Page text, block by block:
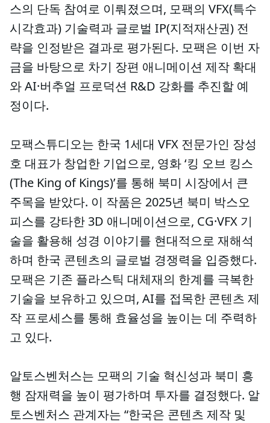
스의 단독 참여로 이뤄졌으며, 모팩의 VFX(특수
시각효과) 기술력과 글로벌 IP(지적재산권) 전
략을 인정받은 결과로 평가된다. 모팩은 이번 자
금을 바탕으로 차기 장편 애니메이션 제작 확대
와 AI·버추얼 프로덕션 R&D 강화를 추진할 예
정이다.
모팩스튜디오는 한국 1세대 VFX 전문가인 장성
호 대표가 창업한 기업으로, 영화 ‘킹 오브 킹스
(The King of Kings)’를 통해 북미 시장에서 큰
주목을 받았다. 이 작품은 2025년 북미 박스오
피스를 강타한 3D 애니메이션으로, CG·VFX 기
술을 활용해 성경 이야기를 현대적으로 재해석
하며 한국 콘텐츠의 글로벌 경쟁력을 입증했다.
모팩은 기존 플라스틱 대체재의 한계를 극복한
기술을 보유하고 있으며, AI를 접목한 콘텐츠 제
작 프로세스를 통해 효율성을 높이는 데 주력하
고 있다.
알토스벤처스는 모팩의 기술 혁신성과 북미 흥
행 잠재력을 높이 평가하며 투자를 결정했다. 알
토스벤처스 관계자는 “한국은 콘텐츠 제작 및